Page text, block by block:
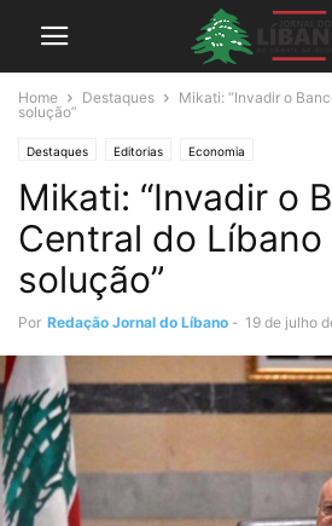
Home Destaques
Mikati: “Invadir o
solução”
Destaques Editorias Economia
Mikati: “Invadir o
Central do Líbano
solução”
Por Redação Jornal do Líbano - 19 de julho